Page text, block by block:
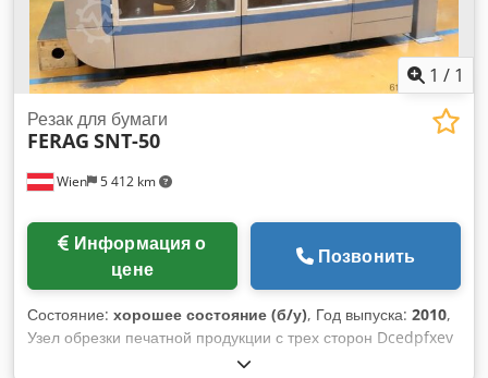
1 / 1
Wien 5 412 km
Резак для бумаги
FERAG SNT-50
цене
Позвонить
Состояние: хорошее состояние (б/у), Год выпуска: 2010,
Узел обрезки печатной продукции с трех сторон Dcedpfxev